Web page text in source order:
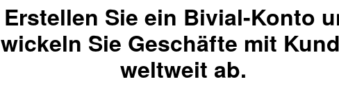
Erstellen Sie ein Bivial-Konto
wickeln Sie Geschäfte mit
weltweit ab.